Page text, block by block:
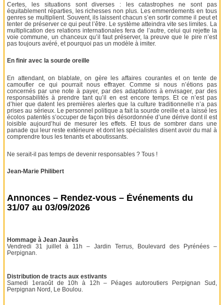
Certes, les situations sont diverses : les catastrophes ne sont pas
équitablement réparties, les richesses non plus. Les emmerdements en tous
genres se multiplient. Souvent, ils laissent chacun s’en sortir comme il peut et
tenter de préserver ce qui peut l’être. Le système atteindra vite ses limites. La
multiplication des relations internationales fera de l’autre, celui qui rejette la
voie commune, un chanceux qu’il faut préserver, la preuve que le pire n’est
pas toujours avéré, et pourquoi pas un modèle à imiter.
En finir avec la sourde oreille
En attendant, on blablate, on gère les affaires courantes et on tente de
camoufler ce qui pourrait nous effrayer. Comme si nous n’étions pas
concernés par une note à payer, par des adaptations à envisager, par des
responsabilités à prendre tant qu’il en est encore temps. Et ce n’est pas
d’hier que datent les premières alertes que la culture traditionnelle n’a pas
prises au sérieux. Le personnel politique a fait la sourde oreille et a laissé les
écolos patentés s’occuper de façon très désordonnée d’une dérive dont il est
loisible aujourd’hui de mesurer les effets. Et tous de sombrer dans une
panade qui leur reste extérieure et dont les spécialistes disent avoir du mal à
comprendre tous les tenants et aboutissants.
Ne serait-il pas temps de devenir responsables ? Tous !
Jean-Marie Philibert
Annonces – Rendez-vous – Événements du
31/07 au 03/09/2026
Hommage à Jean Jaurès
Vendredi 31 juillet à 11h – Jardin Terrus, Boulevard des Pyrénées –
Perpignan.
Distribution de tracts aux estivants
Samedi 1eraoût de 10h à 12h – Péages autoroutiers Perpignan Sud,
Perpignan Nord, Le Boulou.